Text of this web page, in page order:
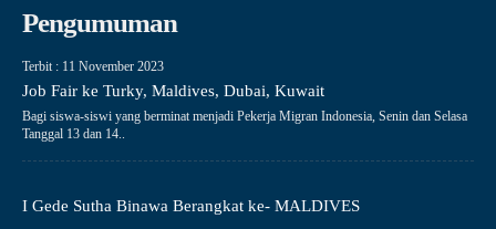
Pengumuman
Terbit : 11 November 2023
Job Fair ke Turky, Maldives, Dubai, Kuwait
Bagi siswa-siswi yang berminat menjadi Pekerja Migran Indonesia, Senin dan Selasa
Tanggal 13 dan 14..
I Gede Sutha Binawa Berangkat ke- MALDIVES